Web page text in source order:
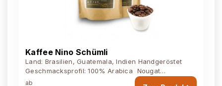
Kaffee Nino Schümli
Land: Brasilien, Guatemala, Indien Handgeröstet
Geschmacksprofil: 100% Arabica Nougat
Zartbitterschokolade Cashew Nuss...
ab